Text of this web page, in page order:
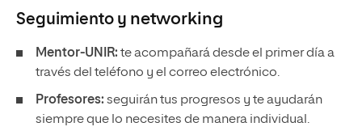
Seguimiento y networking
Mentor-UNIR: te acompañará desde el primer día a
través del teléfono y el correo electrónico.
Profesores: seguirán tus progresos y te ayudarán
siempre que lo necesites de manera individual.